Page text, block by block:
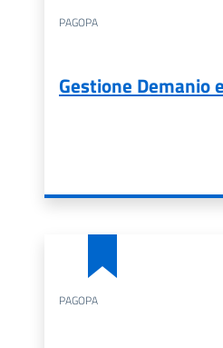
PAGOPA
Gestione Demanio
PAGOPA